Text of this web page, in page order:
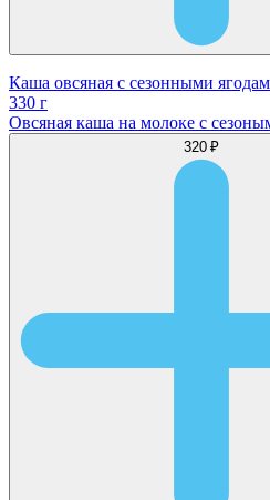
Каша овсяная с сезонными
330 г
Овсяная каша на молоке с
320 ₽